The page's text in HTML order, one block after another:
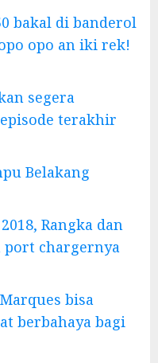
bakal di banderol
opo an iki rek!
segera
terakhir
Belakang
Rangka dan
port chargernya
bisa
berbahaya bagi